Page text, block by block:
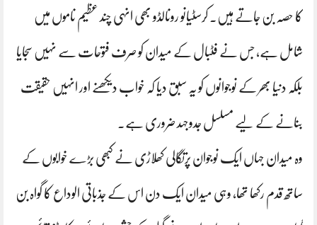
کا حصہ بن جاتے ہیں۔ کرسٹیانو رونالڈو بھی انہی چند عظیم ناموں میں
شامل ہے، جس نے فٹبال کے میدان کو صرف فتوحات سے نہیں سجایا
بلکہ دنیا بھر کے نوجوانوں کو یہ سبق دیا کہ خواب دیکھنے اور انہیں حقیقت
بنانے کے لیے مسلسل جدوجہد ضروری ہے۔
وہ میدان جہاں ایک نوجوان پرتگالی کھلاڑی نے کبھی بڑے خوابوں کے
ساتھ قدم رکھا تھا، وہی میدان ایک دن اس کے جذباتی الوداع کا گواہ بن